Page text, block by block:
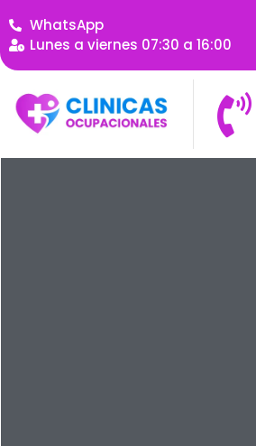
WhatsApp
Lunes a viernes 07:30 a 16:00